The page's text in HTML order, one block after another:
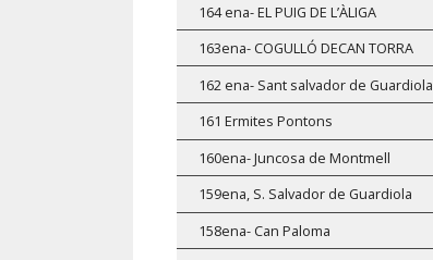
164 ena- EL PUIG DE L’ÀLIGA
163ena- COGULLÓ DECAN TORRA
162 ena- Sant salvador de Guardiola
161 Ermites Pontons
160ena- Juncosa de Montmell
159ena, S. Salvador de Guardiola
158ena- Can Paloma